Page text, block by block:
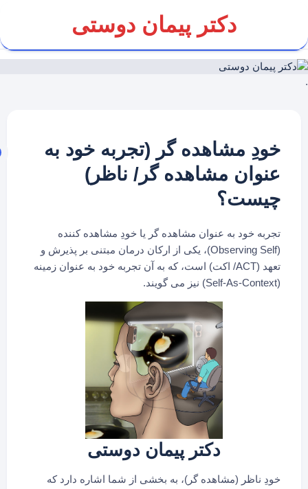
content
دکتر پیمان دوستی
.
خودِ مشاهده گر (تجربه خود به
عنوان مشاهده گر/ ناظر)
چیست؟
تجربه خود به عنوان مشاهده گر یا خودِ مشاهده کننده
(Observing Self)، یکی از ارکان درمان مبتنی بر پذیرش و
تعهد (ACT/ اکت) است، که به آن تجربه خود به عنوان زمینه
(Self-As-Context) نیز می گویند.
دکتر پیمان دوستی
خودِ ناظر (مشاهده گر)، به بخشی از شما اشاره دارد که